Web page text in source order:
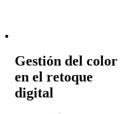
Gestión del color
en el retoque
digital